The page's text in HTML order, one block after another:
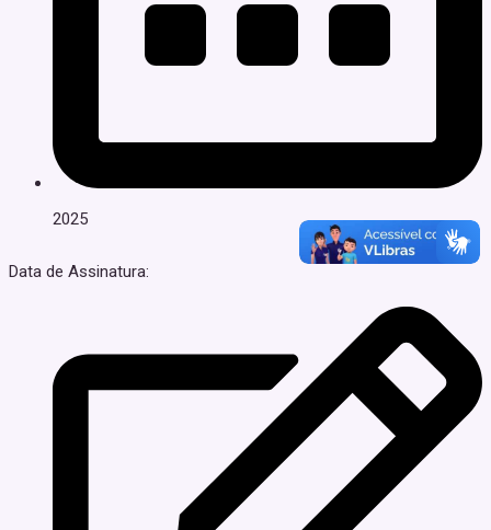
2025
Data de Assinatura: